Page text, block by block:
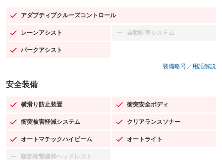
アダプティブクルーズコントロール
：装備あり
レーンアシスト
：装備あり 自動駐車システム
：装備なし
パークアシスト
：装備あり
装備略号／用語解説
安全装備
横滑り防止装置
：装備あり 衝突安全ボディ
：装備あり
衝突被害軽減システム
：装備あり クリアランスソナー
：装備あり
オートマチックハイビーム
：装備あり オートライト
：装備あり
頸部衝撃緩和ヘッドレスト